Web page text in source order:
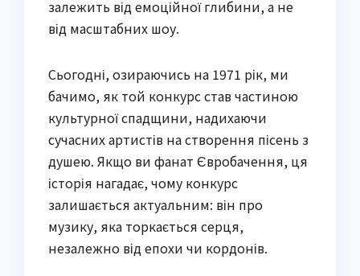
залежить від емоційної глибини, а не
від масштабних шоу.
Сьогодні, озираючись на 1971 рік, ми
бачимо, як той конкурс став частиною
культурної спадщини, надихаючи
сучасних артистів на створення пісень з
душею. Якщо ви фанат Євробачення, ця
історія нагадає, чому конкурс
залишається актуальним: він про
музику, яка торкається серця,
незалежно від епохи чи кордонів.